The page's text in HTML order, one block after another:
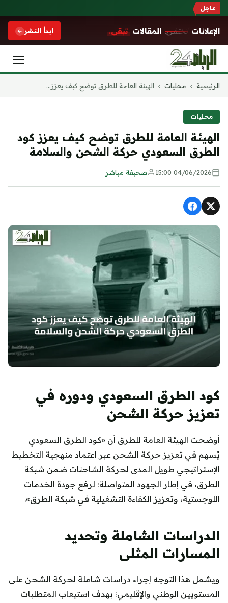
عاجل
الإعلانات تختفي. المقالات تبقى. ابدأ النشر
التجاوز
الرئيسية › محليات › الهيئة العامة للطرق توضح كيف يعزز...
محليات
الهيئة العامة للطرق توضح كيف يعزز كود
الطرق السعودي حركة الشحن والسلامة
04/06/2026 15:00 صحيفة مباشر
كود الطرق السعودي ودوره في
تعزيز حركة الشحن
أوضحت الهيئة العامة للطرق أن «كود الطرق السعودي
يُسهم في تعزيز حركة الشحن عبر اعتماد منهجية التخطيط
الإستراتيجي طويل المدى لحركة الشاحنات ضمن شبكة
الطرق، في إطار الجهود المتواصلة؛ لرفع جودة الخدمات
اللوجستية، وتعزيز الكفاءة التشغيلية في شبكة الطرق».
الدراسات الشاملة وتحديد
المسارات المثلى
ويشمل هذا التوجه إجراء دراسات شاملة لحركة الشحن على
المستويين الوطني والإقليمي؛ بهدف استيعاب المتطلبات